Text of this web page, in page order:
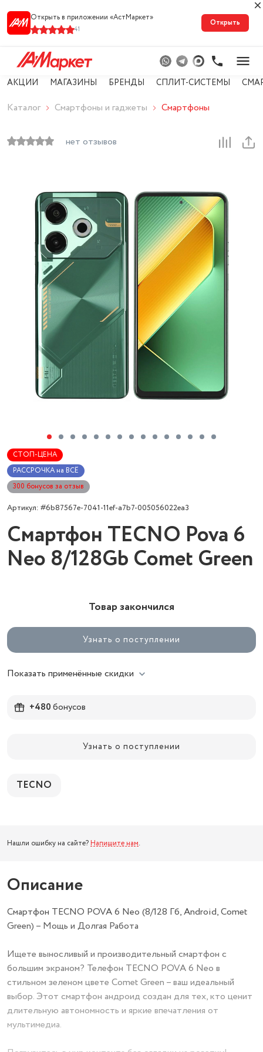
Открыть в приложении «АстМарке‪т‬»
41
Открыть
АКЦИИ МАГАЗИНЫ БРЕНДЫ СПЛИТ-СИСТЕМЫ
Каталог Смартфоны и гаджеты Смартфоны
нет отзывов
СТОП-ЦЕНА
РАССРОЧКА на ВСЁ
300 бонусов за отзыв
Артикул: #6b87567e-7041-11ef-a7b7-005056022ea3
Смартфон TECNO Pova 6
Neo 8/128Gb Comet Green
Товар закончился
Узнать о поступлении
Показать применённые скидки
+480бонусов
Узнать о поступлении
TECNO
Нашли ошибку на сайте? Напишите нам.
Описание
Смартфон TECNO POVA 6 Neo (8/128 Гб, Android, Comet
Green) – Мощь и Долгая Работа
Ищете выносливый и производительный смартфон с
большим экраном? Телефон TECNO POVA 6 Neo в
стильном зеленом цвете Comet Green – ваш идеальный
выбор. Этот смартфон андроид создан для тех, кто ценит
длительную автономность и яркие впечатления от
мультимедиа.